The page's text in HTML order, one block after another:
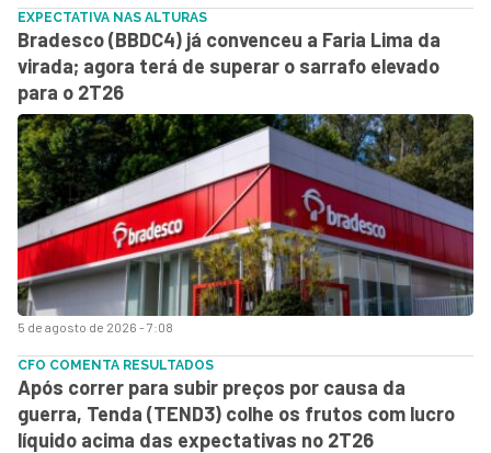
5 de agosto de 2026 - 7:08
EXPECTATIVA NAS ALTURAS
Bradesco (BBDC4) já convenceu a Faria Lima da
virada; agora terá de superar o sarrafo elevado
para o 2T26
CFO COMENTA RESULTADOS
Após correr para subir preços por causa da
guerra, Tenda (TEND3) colhe os frutos com lucro
líquido acima das expectativas no 2T26